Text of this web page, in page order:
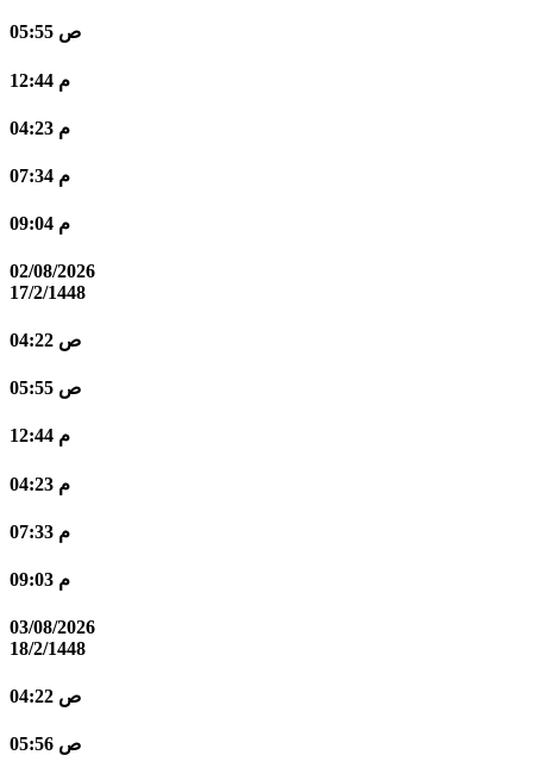
05:55 ص
12:44 م
04:23 م
07:34 م
09:04 م
02/08/2026
17/2/1448
04:22 ص
05:55 ص
12:44 م
04:23 م
07:33 م
09:03 م
03/08/2026
18/2/1448
04:22 ص
05:56 ص